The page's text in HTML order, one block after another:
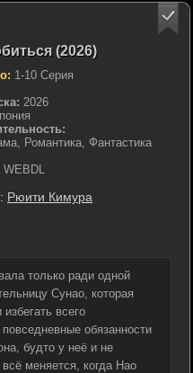
(2026)
1-10 Серия
2026
Романтика, Фантастика
WEBDL
Рюити Кимура
только ради одной
Сунао, которая
всего
обязанности
будто у неё и не
меняется, когда Нао